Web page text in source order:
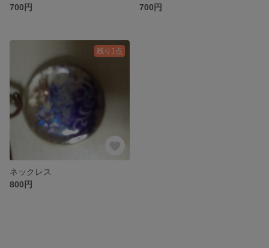
700円 700円
残り1点
ネックレス
800円